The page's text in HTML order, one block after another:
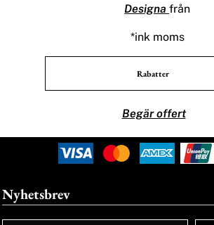
Designa från
*ink moms
Rabatter
Begär offert
Nyhetsbrev